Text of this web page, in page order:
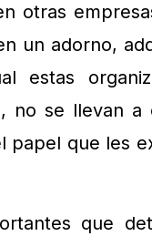
otras
un adorno,
estas
no se llevan a
que les
que